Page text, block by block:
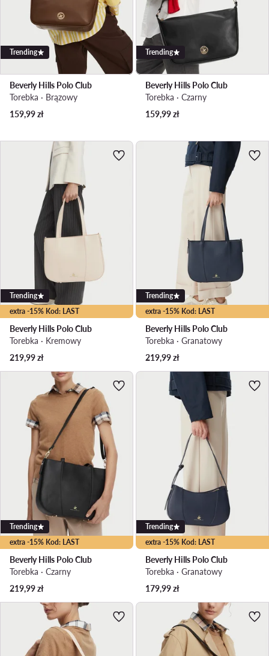
Trending
Beverly Hills Polo Club
Torebka · Brązowy
159,99zł
Trending
Beverly Hills Polo Club
Torebka · Czarny
159,99zł
extra -15% Kod: LAST
Trending
Beverly Hills Polo Club
Torebka · Kremowy
219,99zł
extra -15% Kod: LAST
Trending
Beverly Hills Polo Club
Torebka · Granatowy
219,99zł
extra -15% Kod: LAST
Trending
Beverly Hills Polo Club
Torebka · Czarny
219,99zł
extra -15% Kod: LAST
Trending
Beverly Hills Polo Club
Torebka · Granatowy
179,99zł